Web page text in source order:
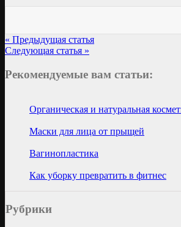
« Предыдущая статья
Следующая статья »
Рекомендуемые вам статьи:
Органическая и натуральная
Маски для лица от прыщей
Вагинопластика
Как уборку превратить в фитнес
Рубрики